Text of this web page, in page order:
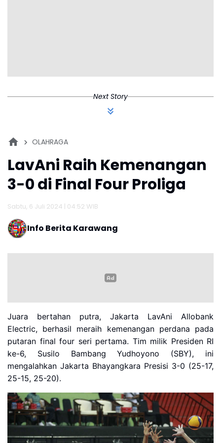
Next Story
OLAHRAGA
LavAni Raih Kemenangan
3-0 di Final Four Proliga
Sabtu, 6 Juli 2024 | 04:52 WIB
Info Berita Karawang
Juara bertahan putra, Jakarta LavAni Allobank
Electric, berhasil meraih kemenangan perdana pada
putaran final four seri pertama. Tim milik Presiden RI
ke-6, Susilo Bambang Yudhoyono (SBY), ini
mengalahkan Jakarta Bhayangkara Presisi 3-0 (25-17,
25-15, 25-20).